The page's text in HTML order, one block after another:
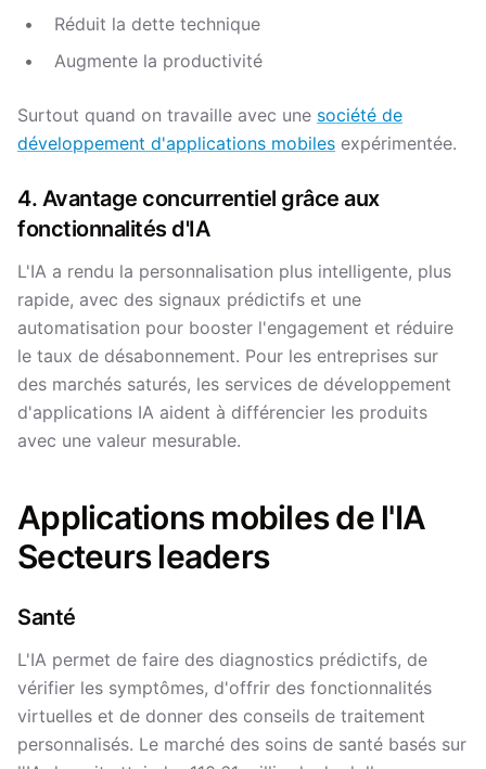
Réduit la dette technique
Augmente la productivité
Surtout quand on travaille avec une société de
développement d'applications mobiles expérimentée.
4. Avantage concurrentiel grâce aux
fonctionnalités d'IA
L'IA a rendu la personnalisation plus intelligente, plus
rapide, avec des signaux prédictifs et une
automatisation pour booster l'engagement et réduire
le taux de désabonnement. Pour les entreprises sur
des marchés saturés, les services de développement
d'applications IA aident à différencier les produits
avec une valeur mesurable.
Applications mobiles de l'IA
Secteurs leaders
Santé
L'IA permet de faire des diagnostics prédictifs, de
vérifier les symptômes, d'offrir des fonctionnalités
virtuelles et de donner des conseils de traitement
personnalisés. Le marché des soins de santé basés sur